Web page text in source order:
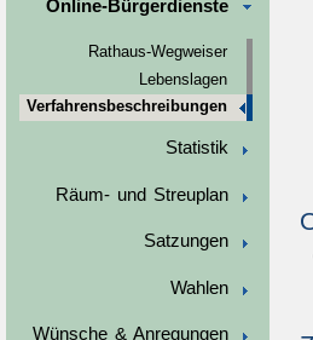
Online-Bürgerdienste
Rathaus-Wegweiser
Lebenslagen
Verfahrensbeschreibungen
Statistik
Räum- und Streuplan
Satzungen
Wahlen
Wünsche & Anregungen